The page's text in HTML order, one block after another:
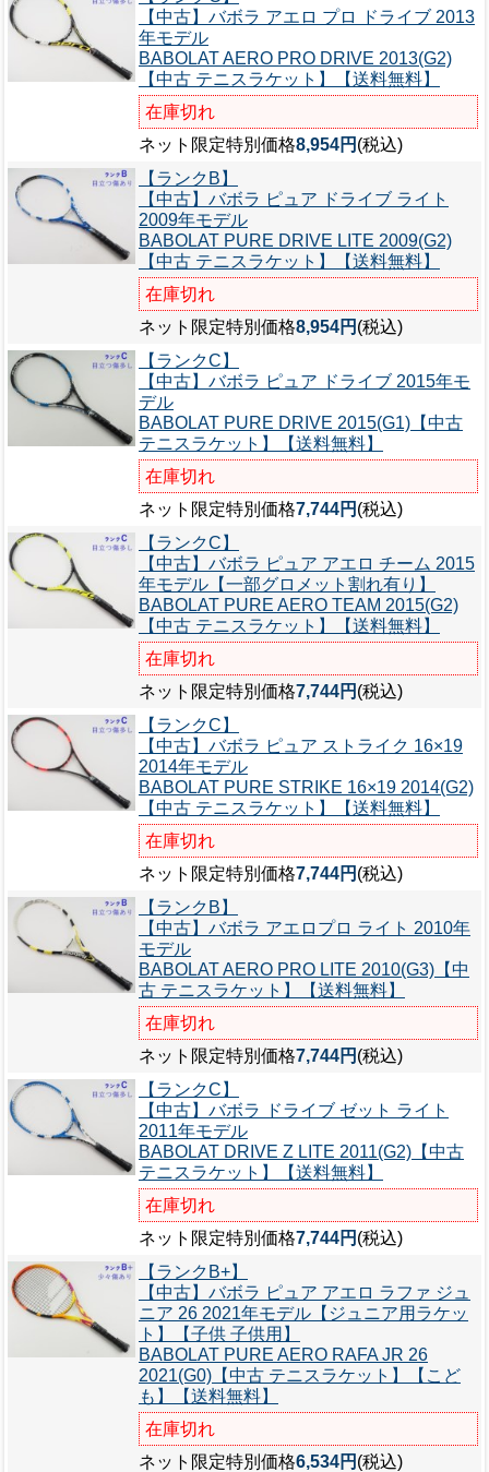
【中古】バボラ アエロ プロ ドライブ 2013
年モデル
BABOLAT AERO PRO DRIVE 2013(G2)
【中古 テニスラケット】【送料無料】
在庫切れ
ネット限定特別価格8,954円 (税込)
【ランクB】
【中古】バボラ ピュア ドライブ ライト
2009年モデル
BABOLAT PURE DRIVE LITE 2009(G2)
【中古 テニスラケット】【送料無料】
在庫切れ
ネット限定特別価格8,954円 (税込)
【ランクC】
【中古】バボラ ピュア ドライブ 2015年モ
デル
BABOLAT PURE DRIVE 2015(G1)【中古
テニスラケット】【送料無料】
在庫切れ
ネット限定特別価格7,744円 (税込)
【ランクC】
【中古】バボラ ピュア アエロ チーム 2015
年モデル【一部グロメット割れ有り】
BABOLAT PURE AERO TEAM 2015(G2)
【中古 テニスラケット】【送料無料】
在庫切れ
ネット限定特別価格7,744円 (税込)
【ランクC】
【中古】バボラ ピュア ストライク 16×19
2014年モデル
BABOLAT PURE STRIKE 16×19 2014(G2)
【中古 テニスラケット】【送料無料】
在庫切れ
ネット限定特別価格7,744円 (税込)
【ランクB】
【中古】バボラ アエロプロ ライト 2010年
モデル
BABOLAT AERO PRO LITE 2010(G3)【中
古 テニスラケット】【送料無料】
在庫切れ
ネット限定特別価格7,744円 (税込)
【ランクC】
【中古】バボラ ドライブ ゼット ライト
2011年モデル
BABOLAT DRIVE Z LITE 2011(G2)【中古
テニスラケット】【送料無料】
在庫切れ
ネット限定特別価格7,744円 (税込)
【ランクB+】
【中古】バボラ ピュア アエロ ラファ ジュ
ニア 26 2021年モデル【ジュニア用ラケッ
ト】【子供 子供用】
BABOLAT PURE AERO RAFA JR 26
2021(G0)【中古 テニスラケット】【こど
も】【送料無料】
在庫切れ
ネット限定特別価格6,534円 (税込)